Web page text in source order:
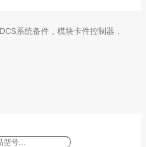
系统备件，模块卡件控制器，